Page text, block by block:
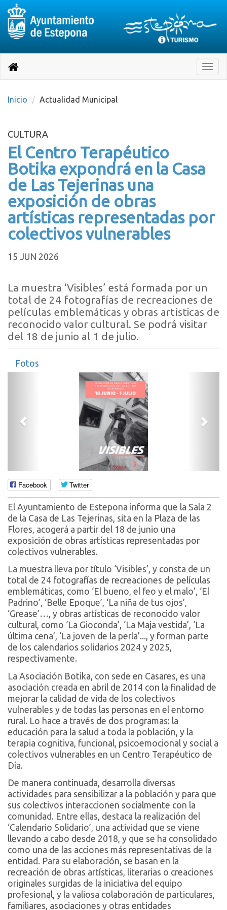
página
Toggle
Destino:
Volver
inicio
Inicio Actualidad Municipal
CULTURA
El Centro Terapéutico
Botika expondrá en la Casa
de Las Tejerinas una
exposición de obras
artísticas representadas por
colectivos vulnerables
15 JUN 2026
La muestra ‘Visibles’ está formada por un
total de 24 fotografías de recreaciones de
películas emblemáticas y obras artísticas de
reconocido valor cultural. Se podrá visitar
del 18 de junio al 1 de julio.
Fotos
Anterior
Facebook Twitter
El Ayuntamiento de Estepona informa que la Sala 2
de la Casa de Las Tejerinas, sita en la Plaza de las
Flores, acogerá a partir del 18 de junio una
exposición de obras artísticas representadas por
colectivos vulnerables.
La muestra lleva por título ‘Visibles’, y consta de un
total de 24 fotografías de recreaciones de películas
emblemáticas, como ‘El bueno, el feo y el malo’, ‘El
Padrino’, ‘Belle Epoque’, ‘La niña de tus ojos’,
‘Grease’…, y obras artísticas de reconocido valor
cultural, como ‘La Gioconda’, ‘La Maja vestida’, ‘La
última cena’, ‘La joven de la perla’..., y forman parte
de los calendarios solidarios 2024 y 2025,
respectivamente.
La Asociación Botika, con sede en Casares, es una
asociación creada en abril de 2014 con la finalidad de
mejorar la calidad de vida de los colectivos
vulnerables y de todas las personas en el entorno
rural. Lo hace a través de dos programas: la
educación para la salud a toda la población, y la
terapia cognitiva, funcional, psicoemocional y social a
colectivos vulnerables en un Centro Terapéutico de
Día.
De manera continuada, desarrolla diversas
actividades para sensibilizar a la población y para que
sus colectivos interaccionen socialmente con la
comunidad. Entre ellas, destaca la realización del
‘Calendario Solidario’, una actividad que se viene
llevando a cabo desde 2018, y que se ha consolidado
como una de las acciones más representativas de la
entidad. Para su elaboración, se basan en la
recreación de obras artísticas, literarias o creaciones
originales surgidas de la iniciativa del equipo
profesional, y la valiosa colaboración de particulares,
familiares, asociaciones y otras entidades